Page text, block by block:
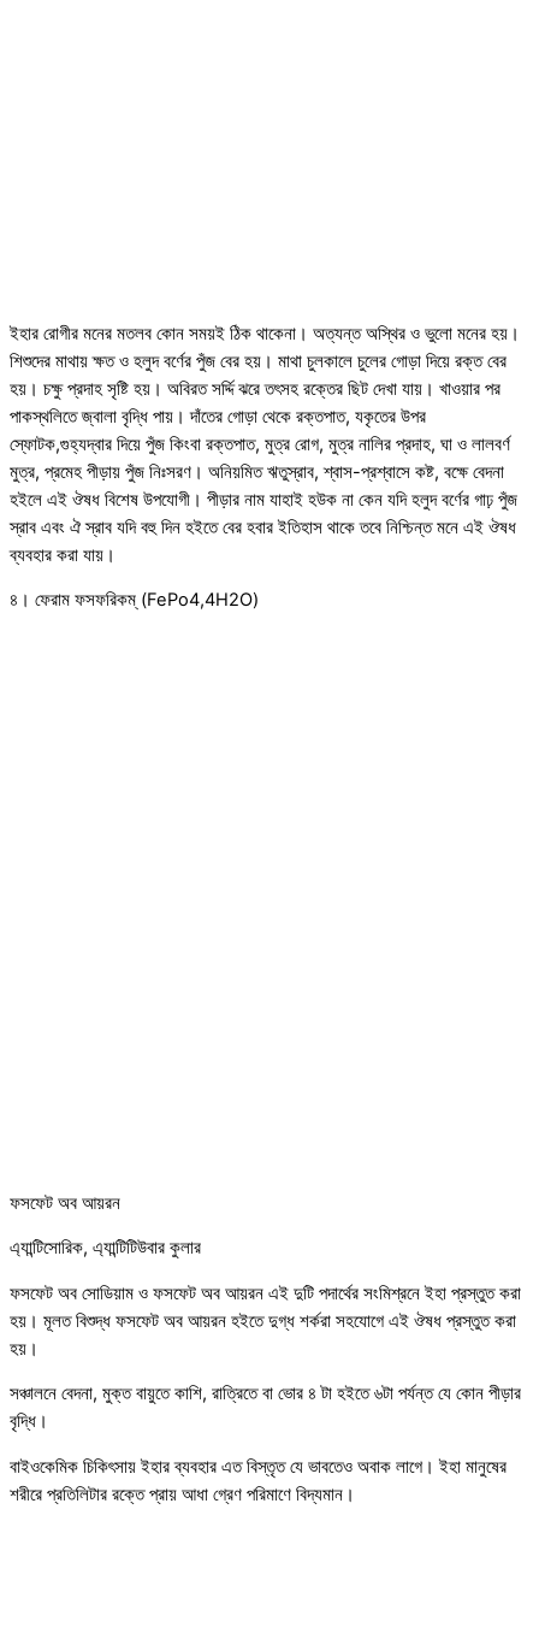
ইহার রোগীর মনের মতলব কোন সময়ই ঠিক থাকেনা। অত্যন্ত অস্থির ও ভুলো মনের হয়।
শিশুদের মাথায় ক্ষত ও হলুদ বর্ণের পুঁজ বের হয়। মাথা চুলকালে চুলের গোড়া দিয়ে রক্ত বের
হয়। চক্ষু প্রদাহ সৃষ্টি হয়। অবিরত সর্দ্দি ঝরে তৎসহ রক্তের ছিট দেখা যায়। খাওয়ার পর
পাকস্থলিতে জ্বালা বৃদ্ধি পায়। দাঁতের গোড়া থেকে রক্তপাত, যকৃতের উপর
স্ফোটক,গুহ্যদ্বার দিয়ে পুঁজ কিংবা রক্তপাত, মুত্র রোগ, মুত্র নালির প্রদাহ, ঘা ও লালবর্ণ
মুত্র, প্রমেহ পীড়ায় পুঁজ নিঃসরণ। অনিয়মিত ঋতুস্রাব, শ্বাস-প্রশ্বাসে কষ্ট, বক্ষে বেদনা
হইলে এই ঔষধ বিশেষ উপযোগী। পীড়ার নাম যাহাই হউক না কেন যদি হলুদ বর্ণের গাঢ় পুঁজ
স্রাব এবং ঐ স্রাব যদি বহু দিন হইতে বের হবার ইতিহাস থাকে তবে নিশ্চিন্ত মনে এই ঔষধ
ব্যবহার করা যায়।
৪। ফেরাম ফসফরিকম্ (FePo4,4H2O)
ফসফেট অব আয়রন
এ্যান্টিসোরিক, এ্যান্টিটিউবার কুলার
ফসফেট অব সোডিয়াম ও ফসফেট অব আয়রন এই দুটি পদার্থের সংমিশ্রনে ইহা প্রস্তুত করা
হয়। মূলত বিশুদ্ধ ফসফেট অব আয়রন হইতে দুগ্ধ শর্করা সহযোগে এই ঔষধ প্রস্তুত করা
হয়।
সঞ্চালনে বেদনা, মুক্ত বায়ুতে কাশি, রাত্রিতে বা ভোর ৪ টা হইতে ৬টা পর্যন্ত যে কোন পীড়ার
বৃদ্ধি।
বাইওকেমিক চিকিৎসায় ইহার ব্যবহার এত বিস্তৃত যে ভাবতেও অবাক লাগে। ইহা মানুষের
শরীরে প্রতিলিটার রক্তে প্রায় আধা গ্রেণ পরিমাণে বিদ্যমান।